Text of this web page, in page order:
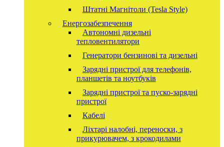
Штатні Магнітоли (Tesla Style)
Енергозабезпечення
Автономні дизельні
тепловентилятори
Генератори бензинові та дизельні
Зарядні пристрої для телефонів,
планшетів та ноутбуків
Зарядні пристрої та пуско-зарядні
пристрої
Кабелі
Ліхтарі налобні, переноски, з
прикурювачем, з крокодилами